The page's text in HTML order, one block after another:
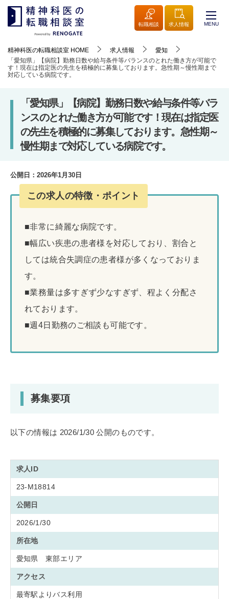
転職相談 求人情報 MENU
精神科医の転職相談室 HOME 求人情報
愛知
「愛知県」【病院】勤務日数や給与条件等バランスのとれた働き方が可能で
す！現在は指定医の先生を積極的に募集しております。急性期～慢性期まで
対応している病院です。
「愛知県」【病院】勤務日数や給与条件等バラ
ンスのとれた働き方が可能です！現在は指定医
の先生を積極的に募集しております。急性期～
慢性期まで対応している病院です。
公開日： 2026年1月30日
この求人の特徴・ポイント
■非常に綺麗な病院です。
■幅広い疾患の患者様を対応しており、割合と
しては統合失調症の患者様が多くなっておりま
す。
■業務量は多すぎず少なすぎず、程よく分配さ
れております。
■週4日勤務のご相談も可能です。
募集要項
以下の情報は 2026/1/30 公開のものです。
求人ID
23-M18814
公開日
2026/1/30
所在地
愛知県 東部エリア
アクセス
最寄駅よりバス利用